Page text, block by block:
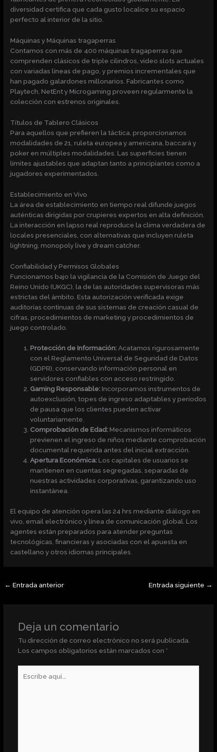
diversidad certifica que cada gusto localice su espacio
perfecto al interior de la sitio.
Máquinas y Máquinas tragaperras
Contamos con más de 400 máquinas tragaperras que
comprenden clásicos de triple cilindros, video slots actuales
con variadas líneas de pago, y premios incrementales que
han pagado galardones millonarios. Fabricantes como
Playtech, NetEnt y Microgaming proveen regularmente la
colección con estrenos originales.
Títulos de Tablero Clásicos
Para aquellos que prefieren la táctica, proporcionamos
modalidades de 21, ruleta europea y americana, baccarà y
poker en múltiples modalidades. Las superficies tienen
límites ajustables que adaptan tanto a principiantes como a
jugadores experimentados.
Establecimiento en Vivo
La área de establecimiento en tiempo real difunde juegos
auténticas dirigidas por crupieres expertos en alta definición.
La interacción en lapso real reproduce la clima verdadera de
locales presenciales, con alternativas que incluyen ruleta
lightning, monopoly live y dream catcher.
Confiabilidad y Permisos Globales
Funcionamos bajo la vigilancia de la Comisión de Juego del
Reino Unido (UKGC), la de las autoridades supervisoras más
estrictas del ámbito. Esta autorización verificada exige
auditorías continuas de sus sistemas de creación casual de
cifras, procedimientos de marketing y procedimientos de
juego controlado.
Protección de Información:Acatamos rigurosamente
con el Reglamento Universal de Seguridad de Datos
(GDPR), conservando información personal en
servidores confiables con acceso restringido.
Gaming Responsable: Incorporamos instrumentos de
autoexclusión, topes de ingreso adaptables y períodos
de pausa que los clientes pueden activar
voluntariamente.
Comprobación de Edad: Mecanismos informáticos
previenen el ingreso de niños mediante comprobación
documental requerida antes del inicial extracción.
Apertura Económica: Los capitales de usuarios se
mantienen en cuentas segregadas, separadas de
nuestras actividades corporativas, garantizando uso
instantánea.
El equipo de atención opera las 24 hrs mediante diálogo en
vivo, email electrónico y línea de comunicación global. Los
agentes están preparados para atender preguntas
tecnológicas, financieras y asociadas con el apuesta en
castellano y otros idiomas principales.
← Entrada anterior Entrada siguiente →
Deja un comentario
Tu dirección de correo electrónico no será publicada.
Los campos obligatorios están marcados con *
aquí...